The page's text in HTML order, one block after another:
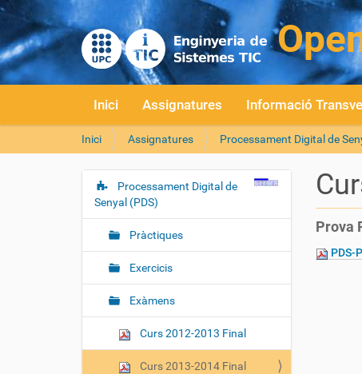
Inici Assignatures Informació
S
o
u
Inici Assignatures Processament Digital de
Prova
PDS-
N
a
e
a
ó
Processament Digital de
Senyal (PDS)
Pràctiques
Exercicis
Exàmens
Curs 2012-2013 Final
Curs 2013-2014 Final